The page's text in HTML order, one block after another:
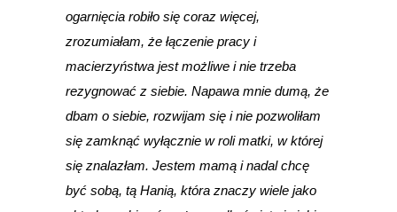
ogarnięcia robiło się coraz więcej,
zrozumiałam, że łączenie pracy i
macierzyństwa jest możliwe i nie trzeba
rezygnować z siebie. Napawa mnie dumą, że
dbam o siebie, rozwijam się i nie pozwoliłam
się zamknąć wyłącznie w roli matki, w której
się znalazłam. Jestem mamą i nadal chcę
być sobą, tą Hanią, która znaczy wiele jako